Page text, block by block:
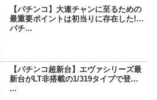
弱い。【パチンコ】大連チャンに至るための
最重要ポイントは初当りに存在した!! |
パチ...
【パチンコ超新台】エヴァシリーズ最
新台がLT非搭載の1/319タイプで登場!!
...